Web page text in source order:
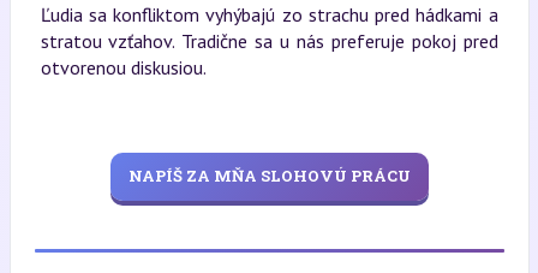
Ľudia sa konfliktom vyhýbajú zo strachu pred hádkami a
stratou vzťahov. Tradične sa u nás preferuje pokoj pred
otvorenou diskusiou.
NAPÍŠ ZA MŇA SLOHOVÚ PRÁCU